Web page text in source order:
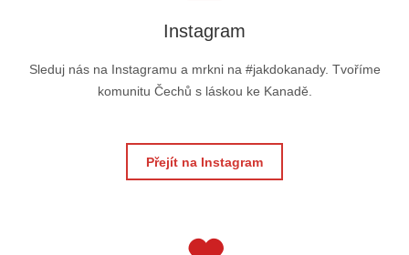
Instagram
Sleduj nás na Instagramu a mrkni na #jakdokanady. Tvoříme
komunitu Čechů s láskou ke Kanadě.
Přejít na Instagram